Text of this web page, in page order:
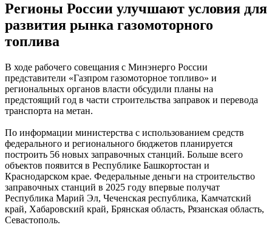
Регионы России улучшают условия для
развития рынка газомоторного
топлива
В ходе рабочего совещания с Минэнерго России
представители «Газпром газомоторное топливо» и
региональных органов власти обсудили планы на
предстоящий год в части строительства заправок и перевода
транспорта на метан.
По информации министерства с использованием средств
федерального и регионального бюджетов планируется
построить 56 новых заправочных станций. Больше всего
объектов появится в Республике Башкортостан и
Краснодарском крае. Федеральные деньги на строительство
заправочных станций в 2025 году впервые получат
Республика Марий Эл, Чеченская республика, Камчатский
край, Хабаровский край, Брянская область, Рязанская область,
Севастополь.